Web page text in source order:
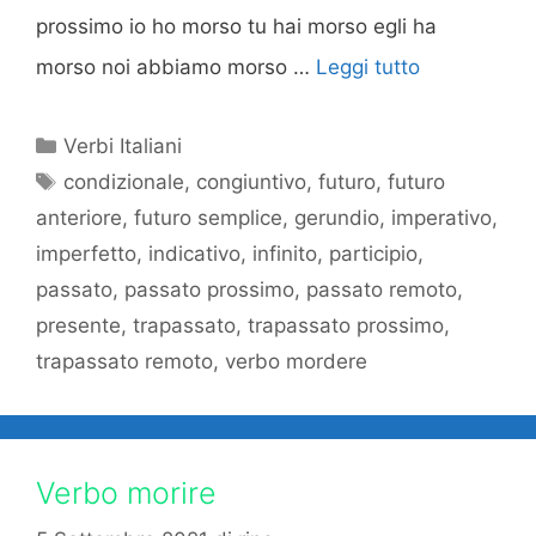
prossimo io ho morso tu hai morso egli ha
morso noi abbiamo morso … Leggi tutto
Categorie
Verbi Italiani
Tag
condizionale, congiuntivo,futuro,futuro
anteriore, futuro semplice, gerundio, imperativo,
imperfetto, indicativo, infinito, participio,
passato, passato prossimo, passato remoto,
presente, trapassato, trapassato prossimo,
trapassato remoto, verbo mordere
Verbo morire